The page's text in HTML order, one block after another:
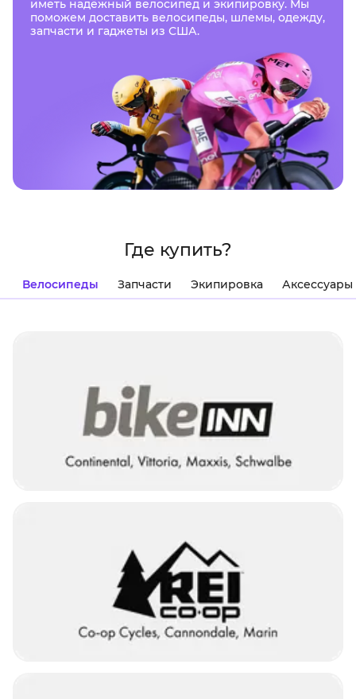
иметь надёжный велосипед и экипировку. Мы
поможем доставить велосипеды, шлемы, одежду,
запчасти и гаджеты из США.
Где купить?
Велосипеды Запчасти Экипировка Аксессуары